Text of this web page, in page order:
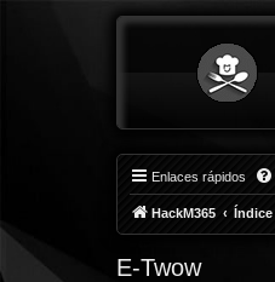
Enlaces rápidos
HackM365 Índice
E-Twow